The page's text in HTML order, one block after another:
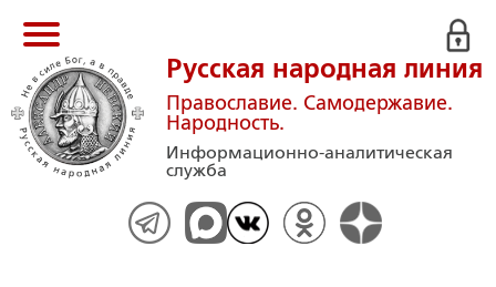
Русская народная линия
Православие. Самодержавие.
Народность.
Информационно-аналитическая
служба